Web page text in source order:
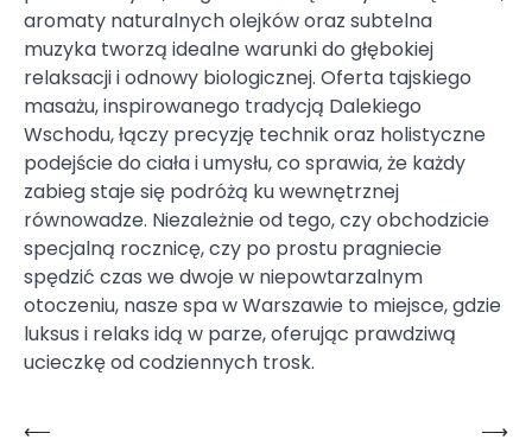
aromaty naturalnych olejków oraz subtelna
muzyka tworzą idealne warunki do głębokiej
relaksacji i odnowy biologicznej. Oferta tajskiego
masażu, inspirowanego tradycją Dalekiego
Wschodu, łączy precyzję technik oraz holistyczne
podejście do ciała i umysłu, co sprawia, że każdy
zabieg staje się podróżą ku wewnętrznej
równowadze. Niezależnie od tego, czy obchodzicie
specjalną rocznicę, czy po prostu pragniecie
spędzić czas we dwoje w niepowtarzalnym
otoczeniu, nasze spa w Warszawie to miejsce, gdzie
luksus i relaks idą w parze, oferując prawdziwą
ucieczkę od codziennych trosk.
Nawigacja
⟵ ⟶